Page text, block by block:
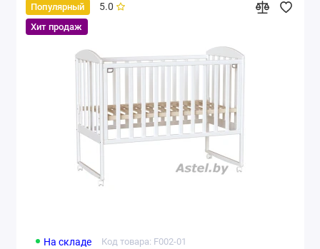
Популярный
Хит продаж
5.0
На складе Код товара: F002-01